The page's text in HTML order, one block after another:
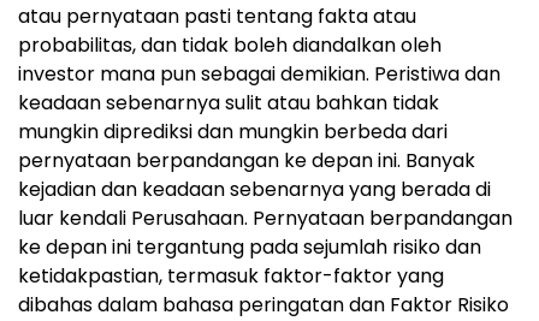
atau pernyataan pasti tentang fakta atau
probabilitas, dan tidak boleh diandalkan oleh
investor mana pun sebagai demikian. Peristiwa dan
keadaan sebenarnya sulit atau bahkan tidak
mungkin diprediksi dan mungkin berbeda dari
pernyataan berpandangan ke depan ini. Banyak
kejadian dan keadaan sebenarnya yang berada di
luar kendali Perusahaan. Pernyataan berpandangan
ke depan ini tergantung pada sejumlah risiko dan
ketidakpastian, termasuk faktor-faktor yang
dibahas dalam bahasa peringatan dan Faktor Risiko